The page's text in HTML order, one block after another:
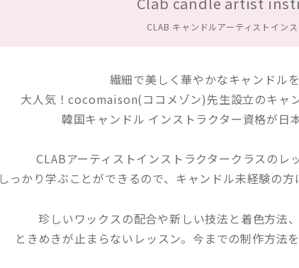
CLAB キャンドルアーティストイン
繊細で美しく華やかなキャンドル
大人気！cocomaison(ココメゾン)先生設立のキャ
韓国キャンドル インストラクター資格が日
CLABアーティストインストラクタークラスのレ
しっかり学ぶことができるので、キャンドル未経験の
珍しいワックスの配合や新しい技法と着色方法
ときめきが止まらないレッスン。今までの制作方法